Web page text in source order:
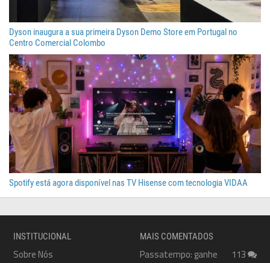
Dyson inaugura a sua primeira Dyson Demo Store em Portugal no
Centro Comercial Colombo
Spotify está agora disponível nas TV Hisense com tecnologia VIDAA
INSTITUCIONAL
Sobre Nós
MAIS COMENTADOS
113
Passatempo: ganhe